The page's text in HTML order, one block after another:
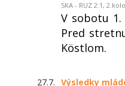
SKA - RUZ 2:1,
V sobotu 1.
Pred
Köstlom.
27.7. Výsledky